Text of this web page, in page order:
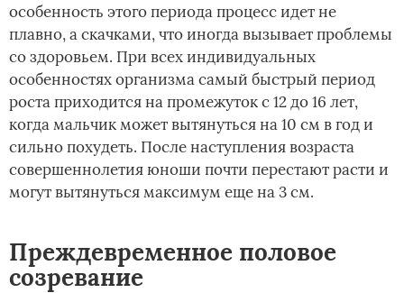
особенность этого периода процесс идет не
плавно, а скачками, что иногда вызывает проблемы
со здоровьем. При всех индивидуальных
особенностях организма самый быстрый период
роста приходится на промежуток с 12 до 16 лет,
когда мальчик может вытянуться на 10 см в год и
сильно похудеть. После наступления возраста
совершеннолетия юноши почти перестают расти и
могут вытянуться максимум еще на 3 см.
Преждевременное половое
созревание